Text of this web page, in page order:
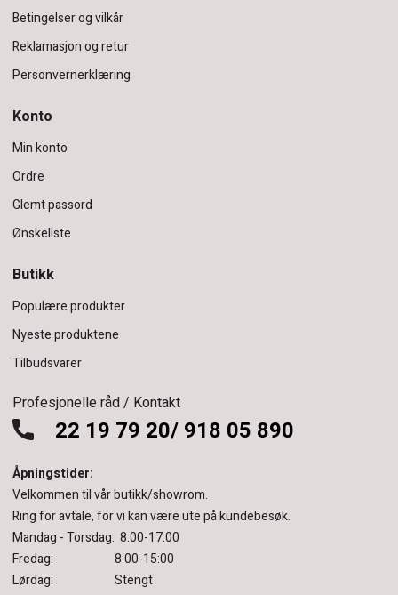
Betingelser og vilkår
Reklamasjon og retur
Personvernerklæring
Konto
Min konto
Ordre
Glemt passord
Ønskeliste
Butikk
Populære produkter
Nyeste produktene
Tilbudsvarer
Profesjonelle råd / Kontakt
22 19 79 20/ 918 05 890
Åpningstider:
Velkommen til vår butikk/showrom.
Ring for avtale, for vi kan være ute på kundebesøk.
Mandag - Torsdag: 8:00-17:00
Fredag: 8:00-15:00
Lørdag: Stengt